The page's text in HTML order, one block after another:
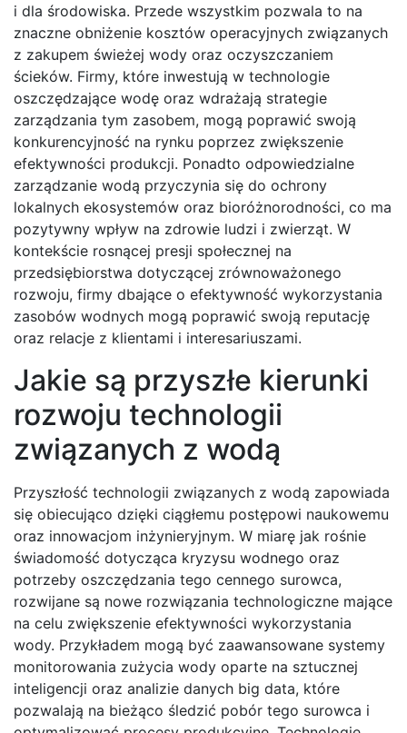
i dla środowiska. Przede wszystkim pozwala to na
znaczne obniżenie kosztów operacyjnych związanych
z zakupem świeżej wody oraz oczyszczaniem
ścieków. Firmy, które inwestują w technologie
oszczędzające wodę oraz wdrażają strategie
zarządzania tym zasobem, mogą poprawić swoją
konkurencyjność na rynku poprzez zwiększenie
efektywności produkcji. Ponadto odpowiedzialne
zarządzanie wodą przyczynia się do ochrony
lokalnych ekosystemów oraz bioróżnorodności, co ma
pozytywny wpływ na zdrowie ludzi i zwierząt. W
kontekście rosnącej presji społecznej na
przedsiębiorstwa dotyczącej zrównoważonego
rozwoju, firmy dbające o efektywność wykorzystania
zasobów wodnych mogą poprawić swoją reputację
oraz relacje z klientami i interesariuszami.
Jakie są przyszłe kierunki
rozwoju technologii
związanych z wodą
Przyszłość technologii związanych z wodą zapowiada
się obiecująco dzięki ciągłemu postępowi naukowemu
oraz innowacjom inżynieryjnym. W miarę jak rośnie
świadomość dotycząca kryzysu wodnego oraz
potrzeby oszczędzania tego cennego surowca,
rozwijane są nowe rozwiązania technologiczne mające
na celu zwiększenie efektywności wykorzystania
wody. Przykładem mogą być zaawansowane systemy
monitorowania zużycia wody oparte na sztucznej
inteligencji oraz analizie danych big data, które
pozwalają na bieżąco śledzić pobór tego surowca i